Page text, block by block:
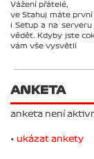
Vážení přátelé,
ve Stahuj máte první
i Setup a na
vědět. Kdyby jste
vám vše vysvětlí
ANKETA
anketa není
• ukázat ankety